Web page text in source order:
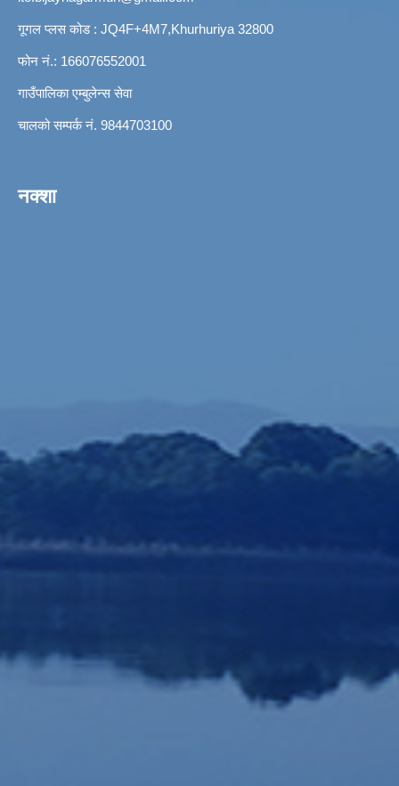
गूगल प्लस कोड : JQ4F+4M7,Khurhuriya 32800
फोन नं.: 166076552001
गाउँपालिका एम्बुलेन्स सेवा
चालको सम्पर्क नं. 9844703100
नक्शा